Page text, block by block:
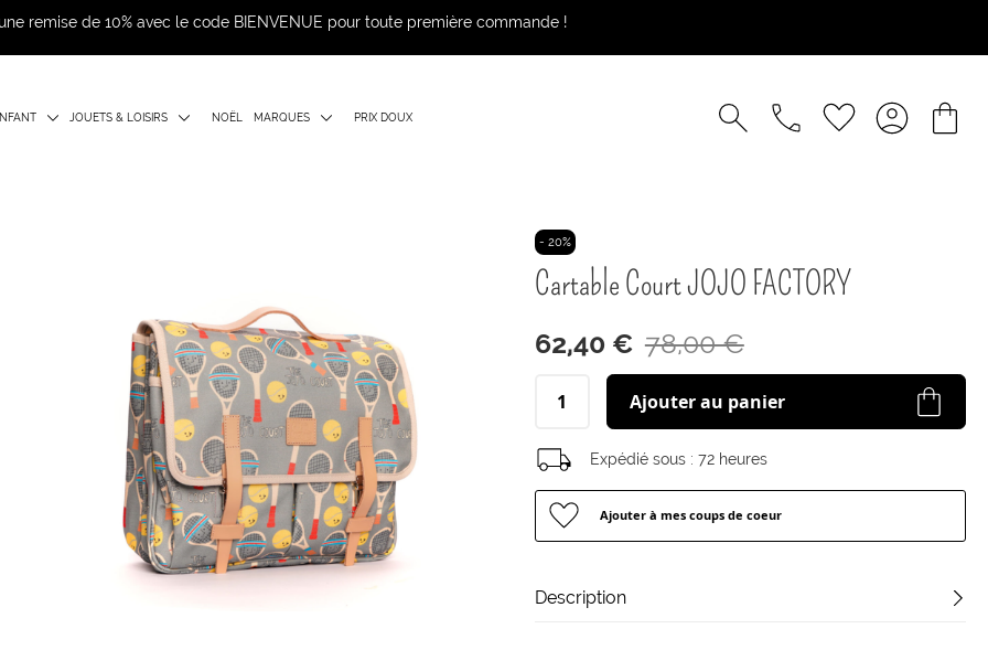
remise de 10% avec le code BIENVENUE pour toute première commande !
JOUETS & LOISIRS NOËL MARQUES PRIX DOUX
- 20%
Cartable Court JOJO FACTORY
62,40 € 78,00 €
Ajouter au panier
Expédié sous : 72 heures
Ajouter à mes coups de coeur
Description